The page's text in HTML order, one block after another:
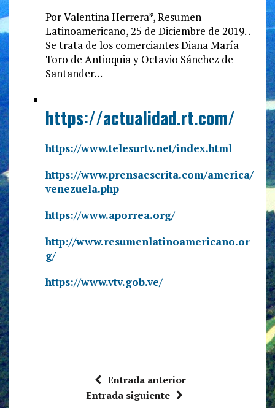
Por Valentina Herrera*, Resumen
Latinoamericano, 25 de Diciembre de 2019. .
Se trata de los comerciantes Diana María
Toro de Antioquia y Octavio Sánchez de
Santander…
https://actualidad.rt.com/
https://www.telesurtv.net/index.html
https://www.prensaescrita.com/america/
venezuela.php
https://www.aporrea.org/
http://www.resumenlatinoamericano.or
g/
https://www.vtv.gob.ve/
Entrada anterior
Entrada siguiente